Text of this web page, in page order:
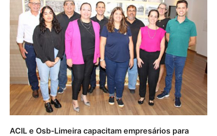
ACIL e Osb-Limeira capacitam empresários para